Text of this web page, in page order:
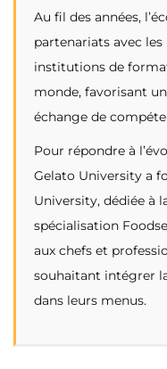
Au fil des années,
partenariats avec
institutions de
monde, favorisant
échange de
Pour répondre à
Gelato University a
University, dédiée à
spécialisation
aux chefs et
souhaitant intégrer
dans leurs menus.